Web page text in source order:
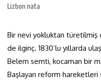
Lizbon nata
Bir nevi yokluktan türetilmiş
de ilginç. 1830’lu yıllarda
Belem semti, kocaman bir
Başlayan reform hareketleri